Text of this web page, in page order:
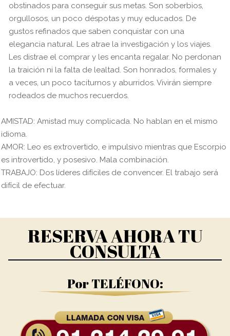
obstinados para conseguir sus metas. Son soberbios,
orgullosos, un poco déspotas y muy educados. De
gustos refinados que saben conquistar con una
elegancia natural. Les atrae la investigación y los viajes.
Les distrae el comprar y les encanta regalar. No perdonan
la traición ni la falta de lealtad. Son honrados, formales y
a veces, un poco taciturnos y aburridos. Vivirán siempre
rodeados de muchos recuerdos.
AMISTAD: Amistad muy complicada. No hablan en el mismo
idioma.
AMOR: Leo es extrovertido, e impulsivo mientras que Escorpio
es introvertido, y posesivo. Mala combinación.
TRABAJO: Dos líderes difíciles de convencer. El trabajo será
difícil de efectuar.
RESERVA AHORA TU
CONSULTA
Por TELÉFONO: